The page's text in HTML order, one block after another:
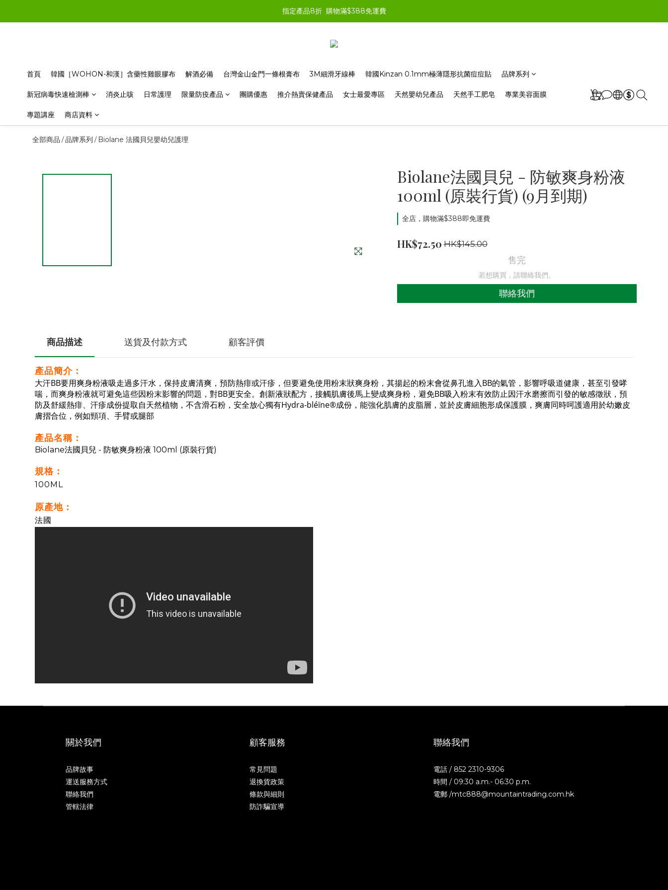
指定產品8折  購物滿$388免運費
首頁 韓國［WOHON-和漢］含藥性雞眼膠布 解酒必備 台灣金山金門一條根膏布 3M細滑牙線棒 韓國Kinzan 0.1mm極薄隱形抗菌痘痘貼 品牌系列
新冠病毒快速檢測棒 消炎止咳 日常護理 限量防疫產品 團購優惠 推介熱賣保健產品 女士最愛專區 天然嬰幼兒產品 天然手工肥皂 專業美容面膜
專題講座 商店資料
全部商品 /品牌系列 / Biolane 法國貝兒嬰幼兒護理
Biolane法國貝兒 - 防敏爽身粉液
100ml (原裝行貨) (9月到期)
全店，購物滿$388即免運費
HK$72.50 HK$145.00
售完
若想購買，請聯絡我們。
聯絡我們
商品描述 送貨及付款方式 顧客評價
產品簡介：
大汗BB要用爽身粉液吸走過多汗水，保持皮膚清爽，預防熱痱或汗疹，但要避免使用粉末狀爽身粉，其揚起的粉末會從鼻孔進入BB的氣管，影響呼吸道健康，甚至引發哮
喘，而爽身粉液就可避免這些因粉末影響的問題，對BB更安全。創新液狀配方，接觸肌膚後馬上變成爽身粉，避免BB吸入粉末有效防止因汗水磨擦而引發的敏感徵狀，預
防及舒緩熱痱、汗疹成份提取自天然植物，不含滑石粉，安全放心獨有Hydra-bléïne®成份，能強化肌膚的皮脂層，並於皮膚細胞形成保護膜，爽膚同時呵護適用於幼嫩皮
膚摺合位，例如頸項、手臂或腿部
產品名稱：
Biolane法國貝兒 - 防敏爽身粉液 100ml (原裝行貨)
規格：
100ML
原產地：
法國
關於我們
品牌故事
運送服務方式
聯絡我們
管轄法律
顧客服務
常見問題
退換貨政策
條款與細則
防詐騙宣導
聯絡我們
電話 / 852 2310-9306
時間 / 09:30 a.m.- 06:30 p.m.
電郵 /mtc888@mountaintrading.com.hk